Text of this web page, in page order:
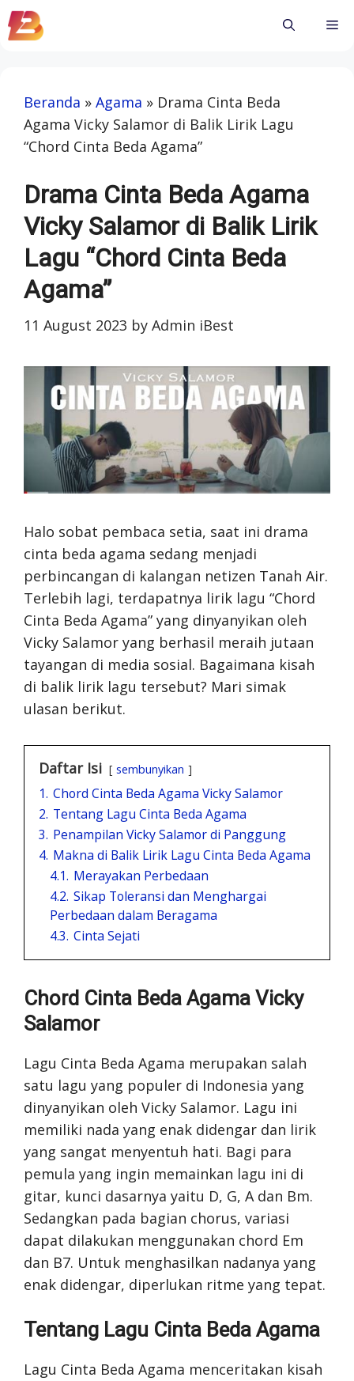
Skip
to
Beranda » Agama » Drama Cinta Beda
Agama Vicky Salamor di Balik Lirik Lagu
“Chord Cinta Beda Agama”
Drama Cinta Beda Agama
Vicky Salamor di Balik Lirik
Lagu “Chord Cinta Beda
Agama”
11 August 2023 by Admin iBest
Halo sobat pembaca setia, saat ini drama
cinta beda agama sedang menjadi
perbincangan di kalangan netizen Tanah Air.
Terlebih lagi, terdapatnya lirik lagu “Chord
Cinta Beda Agama” yang dinyanyikan oleh
Vicky Salamor yang berhasil meraih jutaan
tayangan di media sosial. Bagaimana kisah
di balik lirik lagu tersebut? Mari simak
ulasan berikut.
Daftar Isi sembunyikan
1. Chord Cinta Beda Agama Vicky Salamor
2. Tentang Lagu Cinta Beda Agama
3. Penampilan Vicky Salamor di Panggung
4. Makna di Balik Lirik Lagu Cinta Beda Agama
4.1. Merayakan Perbedaan
4.2. Sikap Toleransi dan Menghargai
Perbedaan dalam Beragama
4.3. Cinta Sejati
Chord Cinta Beda Agama Vicky
Salamor
Lagu Cinta Beda Agama merupakan salah
satu lagu yang populer di Indonesia yang
dinyanyikan oleh Vicky Salamor. Lagu ini
memiliki nada yang enak didengar dan lirik
yang sangat menyentuh hati. Bagi para
pemula yang ingin memainkan lagu ini di
gitar, kunci dasarnya yaitu D, G, A dan Bm.
Sedangkan pada bagian chorus, variasi
dapat dilakukan menggunakan chord Em
dan B7. Untuk menghasilkan nadanya yang
enak didengar, diperlukan ritme yang tepat.
Tentang Lagu Cinta Beda Agama
Lagu Cinta Beda Agama menceritakan kisah